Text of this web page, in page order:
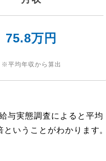
75.8万円
※平均年収から算出
与実態調査によると平均
いうことがわかります。